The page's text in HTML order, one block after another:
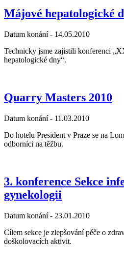
Májové hepatologické
Datum konání - 14.05.2010
Technicky jsme zajistili konferenci
hepatologické dny“.
Quarry Masters 2010
Datum konání - 11.03.2010
Do hotelu President v Praze se na
odborníci na těžbu.
3. konference Sekce
gynekologii
Datum konání - 23.01.2010
Cílem sekce je zlepšování péče o
doškolovacích aktivit.